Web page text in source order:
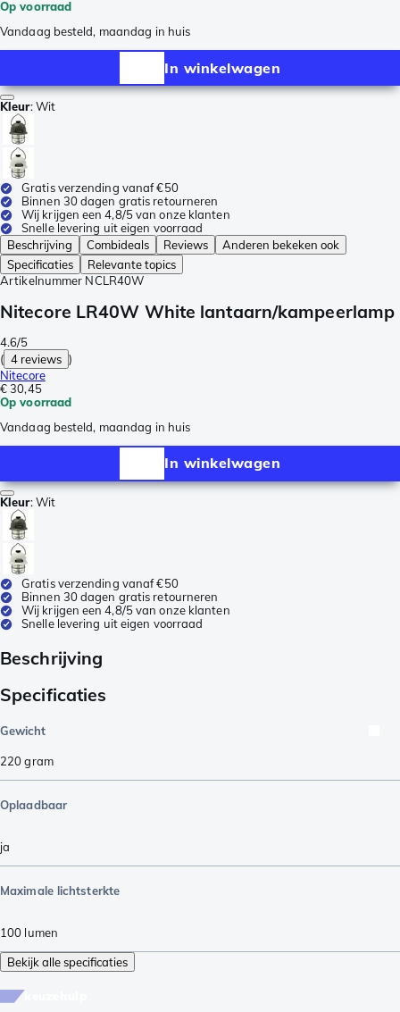
Op voorraad
Vandaag besteld, maandag in huis
In winkelwagen
Kleur:Wit
Gratis verzending vanaf €50
Binnen 30 dagen gratis retourneren
Wij krijgen een 4,8/5 van onze klanten
Snelle levering uit eigen voorraad
Beschrijving
Combideals Reviews
Anderen bekeken ook
Specificaties
Relevante topics
Artikelnummer NCLR40W
Nitecore LR40W White lantaarn/kampeerlamp
4.6/5
( 4 reviews )
Nitecore
€ 30,45
Op voorraad
Vandaag besteld, maandag in huis
In winkelwagen
Kleur:Wit
Gratis verzending vanaf €50
Binnen 30 dagen gratis retourneren
Wij krijgen een 4,8/5 van onze klanten
Snelle levering uit eigen voorraad
Beschrijving
Specificaties
Gewicht
220gram
Oplaadbaar
ja
Maximale lichtsterkte
100 lumen
Bekijk alle specificaties